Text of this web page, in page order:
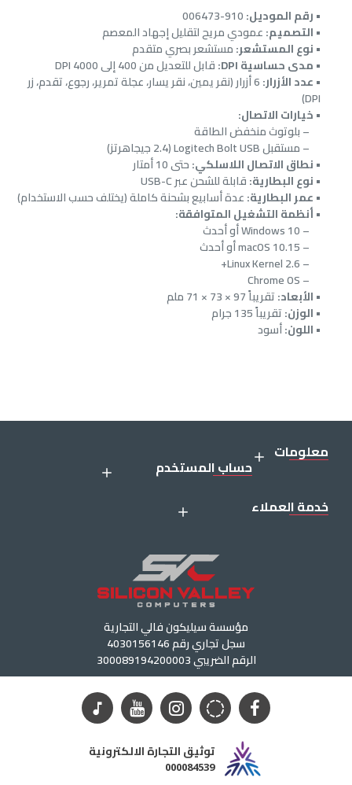
•رقم الموديل:
•التصميم:عمودي مريح لتقليل إجهاد المعصم
•نوع المستشعر:مستشعر بصري متقدم
•مدى حساسية DPI:
قابل للتعديل من 400 إلى 4000 DPI
•عدد الأزرار: 6 أزرار (نقر يمين، نقر يسار، عجلة تمرير، رجوع، تقدم، زر
DPI)
•خيارات الاتصال:
– بلوتوث منخفض الطاقة
– مستقبل Logitech Bolt USB (2.4 جيجاهرتز)
•نطاق الاتصال اللاسلكي:حتى 10 أمتار
•نوع البطارية:قابلة للشحن عبر USB-C
•عمر البطارية:عدة أسابيع بشحنة كاملة (يختلف حسب الاستخدام)
•أنظمة التشغيل المتوافقة:
– Windows 10 أو أحدث
– macOS 10.15 أو أحدث
– Linux Kernel 2.6+
– Chrome OS
•الأبعاد:تقريباً 97 × 73 × 71 ملم
•الوزن:تقريباً 135 جرام
•اللون:أسود
معلومات
حساب المستخدم
خدمة العملاء
مؤسسة سيليكون فالي التجارية
سجل تجاري رقم 4030156146
الرقم الضريبي 300089194200003
توثيق التجارة الالكترونية
000084539